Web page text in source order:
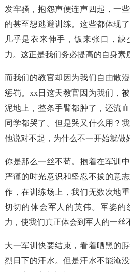
发牢骚，抱怨声便连声四起，一
的甚至想逃避训练。这些都体现
几乎是衣来伸手，饭来张口，
力。这正是我们务必提高的自身素
而我们的教官却因为我们自由散
惩罚。xx日这天教官因为我们，
泥地上，整条手臂都肿了，还流
同学都哭了。但是哭又什么用？
他说对不起，为什么不一开始就做
你是那么一丝不苟。抱着在军训
严谨的时光意识和坚忍不拔的意
作，在训练场上，我们无数次地
切切的体会军人的英伟。军姿的
力，使我们真正体会到军人的一丝
大一军训快要结束，看着晒黑的
烈日下的汗水。但是汗水不能淹